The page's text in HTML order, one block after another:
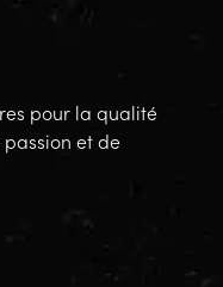
pour la qualité
et de